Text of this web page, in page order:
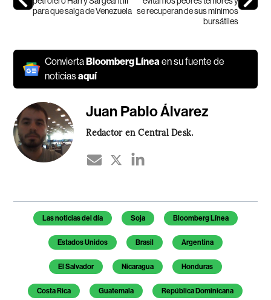
para que salga de Venezuela se recuperan de sus mínimos
bursátiles
ConviertaBloomberg Líneaen su fuente de
noticiasaquí
Juan Pablo Álvarez
Redactor en Central Desk.
Temas de este artículo
Las noticias del día Soja Bloomberg Línea
Estados Unidos Brasil Argentina
El Salvador Nicaragua Honduras
Costa Rica Guatemala República Dominicana